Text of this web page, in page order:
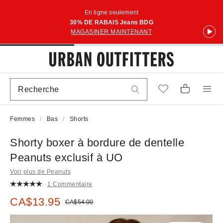
En ligne seulement
30% DE RABAIS Jeans BDG
MAGASINER MAINTENANT
Femmes Bas Shorts
Shorty boxer à bordure de dentelle
Peanuts exclusif à UO
Voir plus de Peanuts
1 Commentaire
Prix soldé :
CA$13.95 Prix courant :
CA$54.00